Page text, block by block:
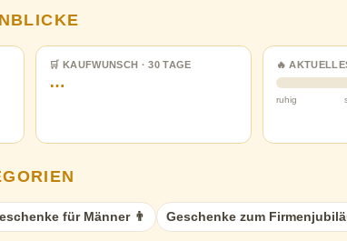
🛒 KAUFWUNSCH · 30 TAGE
…
🔥
ruhig
für Männer 👨 Geschenke zum